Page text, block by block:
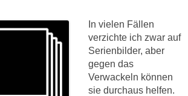
In vielen Fällen
verzichte ich zwar auf
Serienbilder, aber
gegen das
Verwackeln können
sie durchaus helfen.